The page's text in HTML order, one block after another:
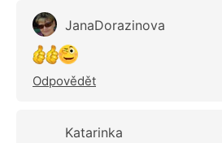
JanaDorazinova
Odpovědět
Katarinka